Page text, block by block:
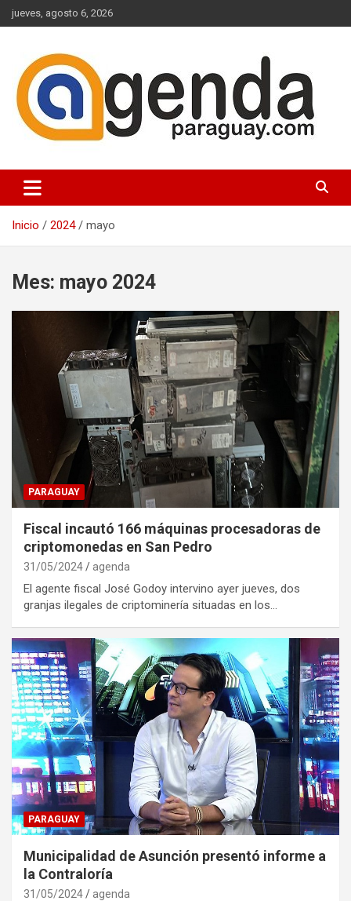
Saltar
al
jueves, agosto 6, 2026
Agenda Paraguay
Inicio 2024 mayo
Mes: mayo 2024
PARAGUAY
Fiscal incautó 166 máquinas procesadoras de
criptomonedas en San Pedro
31/05/2024 agenda
El agente fiscal José Godoy intervino ayer jueves, dos
granjas ilegales de criptominería situadas en los…
PARAGUAY
Municipalidad de Asunción presentó informe a
la Contraloría
31/05/2024 agenda